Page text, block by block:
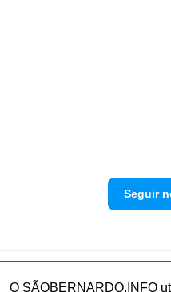
Seguir
Política de
O SÃOBERNARDO.INFO